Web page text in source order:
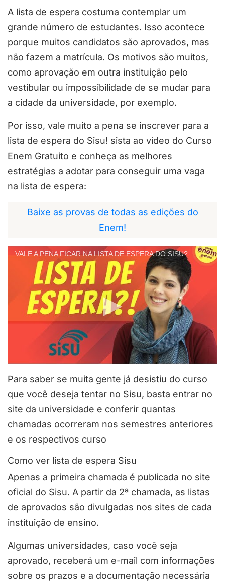
A lista de espera costuma contemplar um
grande número de estudantes. Isso acontece
porque muitos candidatos são aprovados, mas
não fazem a matrícula. Os motivos são muitos,
como aprovação em outra instituição pelo
vestibular ou impossibilidade de se mudar para
a cidade da universidade, por exemplo.
Por isso, vale muito a pena se inscrever para a
lista de espera do Sisu! sista ao vídeo do Curso
Enem Gratuito e conheça as melhores
estratégias a adotar para conseguir uma vaga
na lista de espera:
Baixe as provas de todas as edições do
Enem!
VALE A PENA FICAR NA LISTA DE ESPERA DO SISU?
Para saber se muita gente já desistiu do curso
que você deseja tentar no Sisu, basta entrar no
site da universidade e conferir quantas
chamadas ocorreram nos semestres anteriores
e os respectivos curso
Como ver lista de espera Sisu
Apenas a primeira chamada é publicada no site
oficial do Sisu. A partir da 2ª chamada, as listas
de aprovados são divulgadas nos sites de cada
instituição de ensino.
Algumas universidades, caso você seja
aprovado, receberá um e-mail com informações
sobre os prazos e a documentação necessária